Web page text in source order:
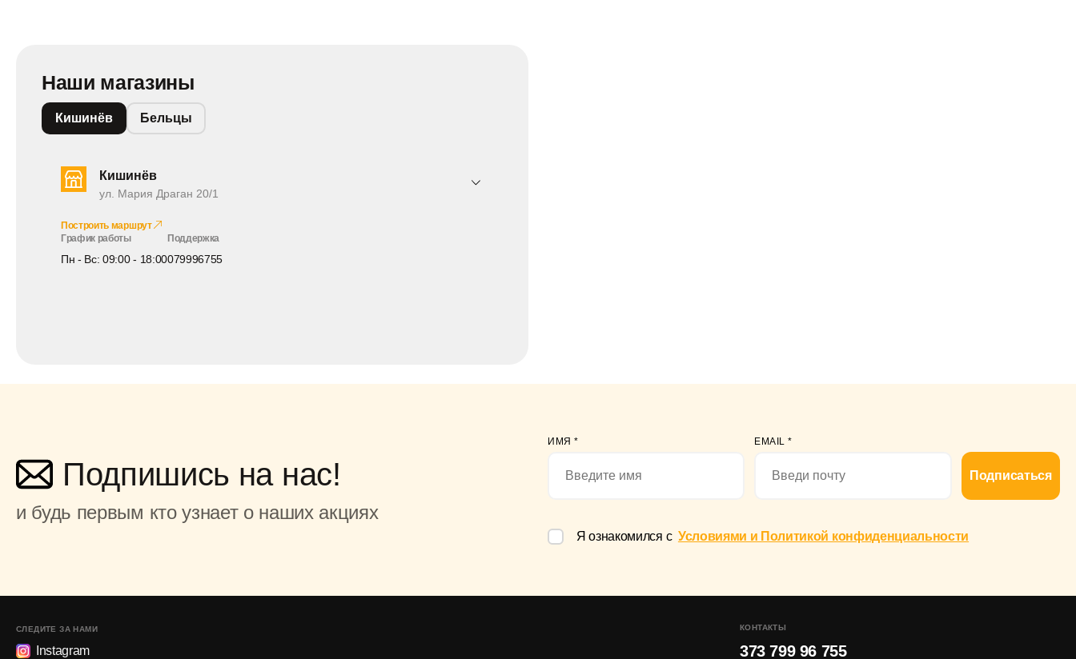
Наши магазины
Кишинёв Бельцы
Кишинёв
ул. Мария Драган 20/1
Построить маршрут
График работы
Пн - Вс: 09:00 - 18:00
Поддержка
079996755
Подпишись на нас!
и будь первым кто узнает о наших акциях
ИМЯ * EMAIL*
Подписаться
Я ознакомился с Условиями и Политикой конфиденциальности
СЛЕДИТЕ ЗА НАМИ
Instagram
КОНТАКТЫ
373 799 96 755